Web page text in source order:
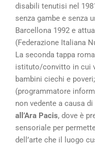
disabili tenutisi nel
senza gambe e senza
Barcellona 1992 e
(Federazione Italiana
La seconda tappa
istituto/convitto in cui
bambini ciechi e
(programmatore
non vedente a causa
all’Ara Pacis, dove è
sensoriale per
dell’arte che il luogo